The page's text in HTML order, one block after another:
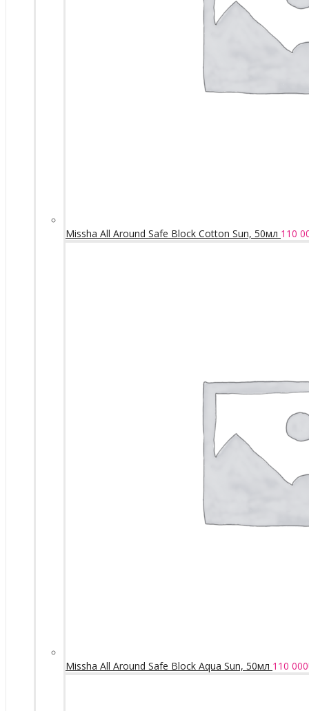
Missha All Around Safe Block Cotton Sun, 50мл 110
Missha All Around Safe Block Aqua Sun, 50мл 110 000